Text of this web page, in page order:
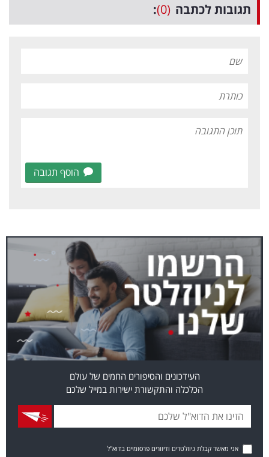
תגובות לכתבה (0)
:
הוסף תגובה
העידכונים והסיפורים החמים של עולם
הכלכלה והתקשורת ישירות במייל שלכם
אני מאשר קבלת ניוזלטרים ודיוורים פרסומיים בדוא"ל